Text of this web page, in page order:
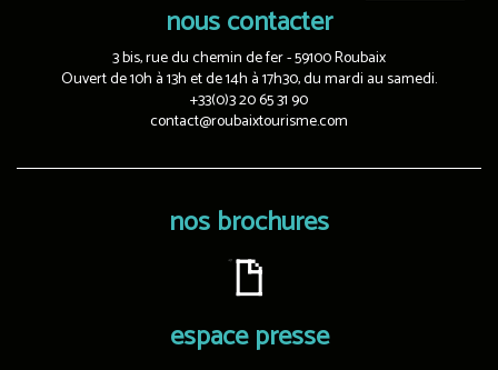
nous contacter
3 bis, rue du chemin de fer - 59100 Roubaix
Ouvert de 10h à 13h et de 14h à 17h30, du mardi au samedi.
+33(0)3 20 65 31 90
contact@roubaixtourisme.com
nos brochures
espace presse